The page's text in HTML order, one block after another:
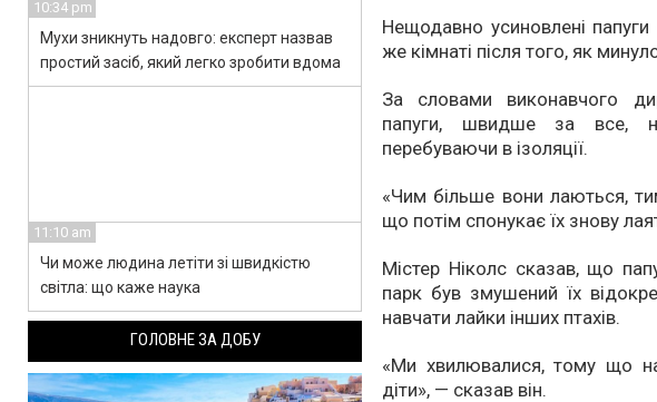
Нещодавно усиновлені
же кімнаті після того, як
За словами виконавчого
папуги, швидше за все,
перебуваючи в ізоляції.
«Чим більше вони лаються,
що потім спонукає їх знову
Містер Ніколс сказав, що
парк був змушений їх
навчати лайки інших птахів.
«Ми хвилювалися, тому що
діти», — сказав він.
10:34 pm
Мухи зникнуть надовго: експерт назвав
простий засіб, який легко зробити вдома
11:10 am
Чи може людина летіти зі швидкістю
світла: що каже наука
ГОЛОВНЕ ЗА ДОБУ